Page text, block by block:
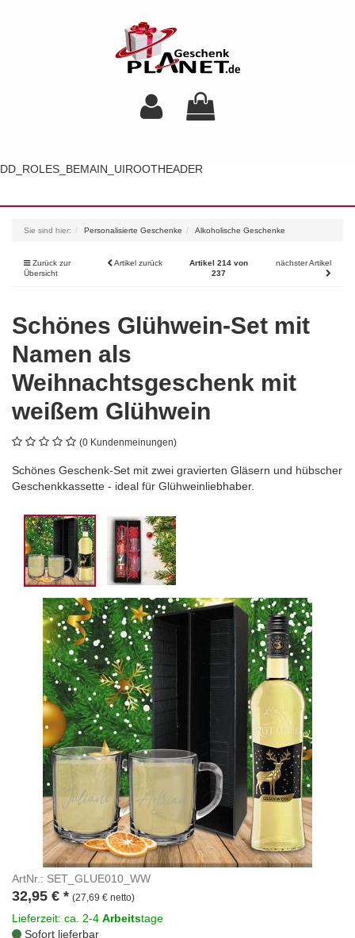
DD_ROLES_BEMAIN_UIROOTHEADER
Sie sind hier: Personalisierte Geschenke Alkoholische Geschenke
Zurück zur
Übersicht
Artikel zurück
Artikel 214 von
237
nächster Artikel
Schönes Glühwein-Set mit
Namen als
Weihnachtsgeschenk mit
weißem Glühwein
(0 Kundenmeinungen)
Schönes Geschenk-Set mit zwei gravierten Gläsern und hübscher
Geschenkkassette - ideal für Glühweinliebhaber.
ArtNr.: SET_GLUE010_WW
32,95 € * (27,69 € netto)
Lieferzeit: ca. 2-4 Arbeitstage
Sofort lieferbar